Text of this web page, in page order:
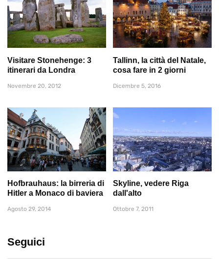
Visitare Stonehenge: 3
itinerari da Londra
Novembre 20, 2012
Tallinn, la città del Natale,
cosa fare in 2 giorni
Dicembre 5, 2016
Hofbrauhaus: la birreria di
Hitler a Monaco di baviera
Agosto 29, 2014
Skyline, vedere Riga
dall'alto
Ottobre 7, 2011
Seguici